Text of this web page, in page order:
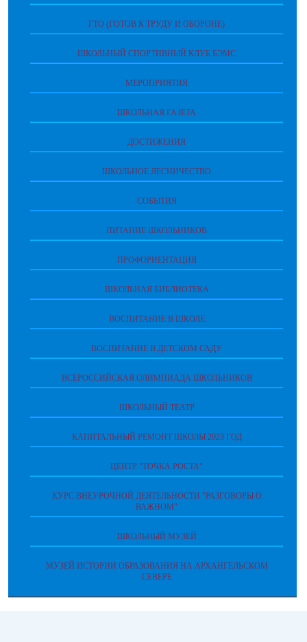
ГТО (ГОТОВ К ТРУДУ И ОБОРОНЕ)
ШКОЛЬНЫЙ СПОРТИВНЫЙ КЛУБ БЭМС
МЕРОПРИЯТИЯ
ШКОЛЬНАЯ ГАЗЕТА
ДОСТИЖЕНИЯ
ШКОЛЬНОЕ ЛЕСНИЧЕСТВО
СОБЫТИЯ
ПИТАНИЕ ШКОЛЬНИКОВ
ПРОФОРИЕНТАЦИЯ
ШКОЛЬНАЯ БИБЛИОТЕКА
ВОСПИТАНИЕ В ШКОЛЕ
ВОСПИТАНИЕ В ДЕТСКОМ САДУ
ВСЕРОССИЙСКАЯ ОЛИМПИАДА ШКОЛЬНИКОВ
ШКОЛЬНЫЙ ТЕАТР
КАПИТАЛЬНЫЙ РЕМОНТ ШКОЛЫ 2023 ГОД
ЦЕНТР "ТОЧКА РОСТА"
КУРС ВНЕУРОЧНОЙ ДЕЯТЕЛЬНОСТИ "РАЗГОВОРЫ О
ВАЖНОМ"
ШКОЛЬНЫЙ МУЗЕЙ
МУЗЕЙ ИСТОРИИ ОБРАЗОВАНИЯ НА АРХАНГЕЛЬСКОМ
СЕВЕРЕ